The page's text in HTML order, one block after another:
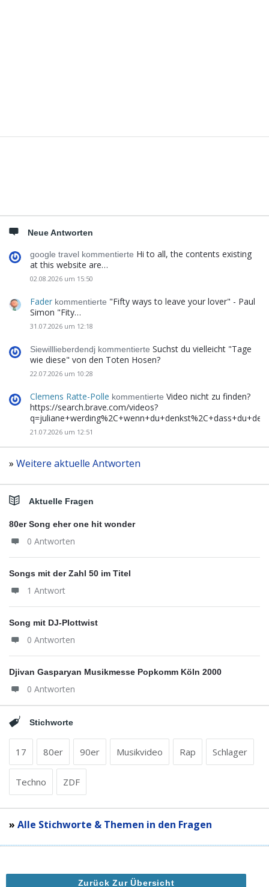
Neue Antworten
google travel kommentierte Hi to all, the contents existing
at this website are…
02.08.2026 um 15:50
Fader kommentierte "Fifty ways to leave your lover" - Paul
Simon "Fity…
31.07.2026 um 12:18
Siewilllieberdendj kommentierte Suchst du vielleicht "Tage
wie diese" von den Toten Hosen?
22.07.2026 um 10:28
Clemens Ratte-Polle kommentierte Video nicht zu finden?
https://search.brave.com/videos?
21.07.2026 um 12:51
» Weitere aktuelle Antworten
Aktuelle Fragen
80er Song eher one hit wonder
0 Antworten
Songs mit der Zahl 50 im Titel
1 Antwort
Song mit DJ-Plottwist
0 Antworten
Djivan Gasparyan Musikmesse Popkomm Köln 2000
0 Antworten
Stichworte
17 80er 90er Musikvideo Rap Schlager
Techno ZDF
» Alle Stichworte & Themen in den Fragen
Zurück Zur Übersicht